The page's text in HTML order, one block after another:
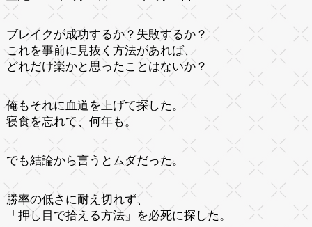
ブレイクが成功するか？失敗するか？
これを事前に見抜く方法があれば、
どれだけ楽かと思ったことはないか？
俺もそれに血道を上げて探した。
寝食を忘れて、何年も。
でも結論から言うとムダだった。
勝率の低さに耐え切れず、
「押し目で拾える方法」を必死に探した。